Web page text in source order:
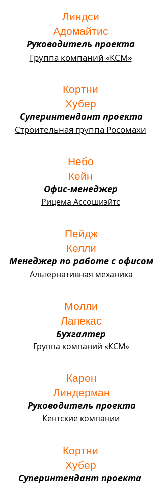
Линдси
Адомайтис
Руководитель проекта
Группа компаний «КСМ»
Кортни
Хубер
Суперинтендант проекта
Строительная группа Росомахи
Небо
Кейн
Офис-менеджер
Рицема Ассошиэйтс
Пейдж
Келли
Менеджер по работе с офисом
Альтернативная механика
Молли
Лапекас
Бухгалтер
Группа компаний «КСМ»
Карен
Линдерман
Руководитель проекта
Кентские компании
Кортни
Хубер
Суперинтендант проекта